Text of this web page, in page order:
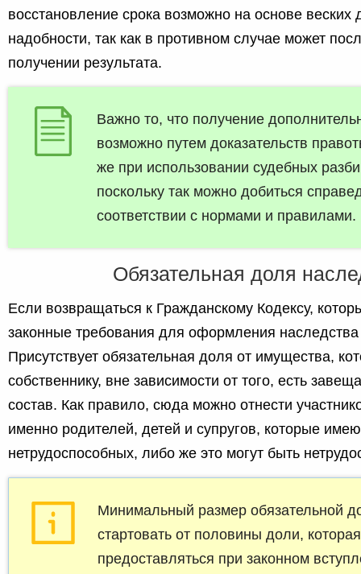
восстановление срока возможно на основе веских
надобности, так как в противном случае может
получении результата.
Важно то, что получение
возможно путем доказательств
же при использовании судебных
поскольку так можно добиться
соответствии с нормами и правилами.
Обязательная доля
Если возвращаться к Гражданскому Кодексу,
законные требования для оформления наследства
Присутствует обязательная доля от имущества,
собственнику, вне зависимости от того, есть
состав. Как правило, сюда можно отнести
именно родителей, детей и супругов, которые
нетрудоспособных, либо же это могут быть
Минимальный размер обязательной
стартовать от половины доли,
предоставляться при законном